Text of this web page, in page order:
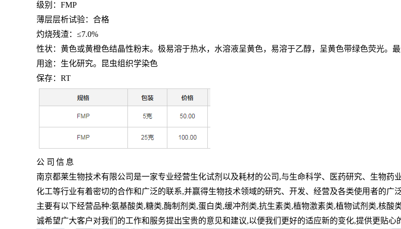
级别： FMP
薄层层析试验：合格
灼烧残渣： ≤7.0%
性状：黄色或黄橙色结晶性粉末。极易溶于热水，水溶液呈黄色，易溶于乙醇，呈黄色带绿色荧光。
用途：生化研究。昆虫组织学染色
保存： RT
公 司 信 息
南京都莱生物技术有限公司是一家专业经营生化试剂以及耗材的公司,与生命科学、医药研究、生物
化工等行业有着密切的合作和广泛的联系,并赢得生物技术领域的研究、开发、经营及各类使用者的广泛
主要有以下经营品种:氨基酸类,糖类,酶制剂类,蛋白类,缓冲剂类,抗生素类,植物激素类,植物试剂类,核
诚希望广大客户对我们的工作和服务提出宝贵的意见和建议,以便我们更好的适应新的变化,提供更贴心